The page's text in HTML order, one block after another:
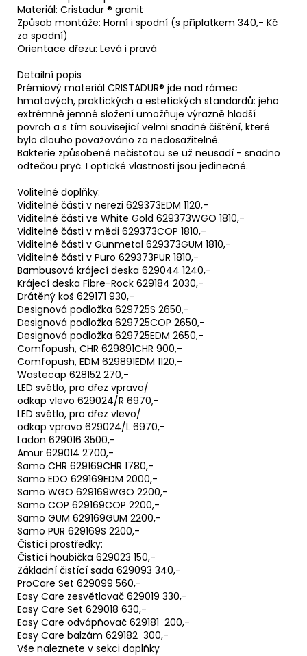
Materiál: Cristadur ® granit
Způsob montáže: Horní i spodní (s příplatkem 340,- Kč
za spodní)
Orientace dřezu: Levá i pravá
Detailní popis
Prémiový materiál CRISTADUR® jde nad rámec
hmatových, praktických a estetických standardů: jeho
extrémně jemné složení umožňuje výrazně hladší
povrch a s tím související velmi snadné čištění, které
bylo dlouho považováno za nedosažitelné.
Bakterie způsobené nečistotou se už neusadí - snadno
odtečou pryč. I optické vlastnosti jsou jedinečné.
Volitelné doplňky:
Viditelné části v nerezi 629373EDM 1120,-
Viditelné části ve White Gold 629373WGO 1810,-
Viditelné části v mědi 629373COP 1810,-
Viditelné části v Gunmetal 629373GUM 1810,-
Viditelné části v Puro 629373PUR 1810,-
Bambusová krájecí deska 629044 1240,-
Krájecí deska Fibre-Rock 629184 2030,-
Drátěný koš 629171 930,-
Designová podložka 629725S 2650,-
Designová podložka 629725COP 2650,-
Designová podložka 629725EDM 2650,-
Comfopush, CHR 629891CHR 900,-
Comfopush, EDM 629891EDM 1120,-
Wastecap 628152 270,-
LED světlo, pro dřez vpravo/
odkap vlevo 629024/R 6970,-
LED světlo, pro dřez vlevo/
odkap vpravo 629024/L 6970,-
Ladon 629016 3500,-
Amur 629014 2700,-
Samo CHR 629169CHR 1780,-
Samo EDO 629169EDM 2000,-
Samo WGO 629169WGO 2200,-
Samo COP 629169COP 2200,-
Samo GUM 629169GUM 2200,-
Samo PUR 629169S 2200,-
Čistící prostředky:
Čistící houbička 629023 150,-
Základní čistící sada 629093 340,-
ProCare Set 629099 560,-
Easy Care zesvětlovač 629019 330,-
Easy Care Set 629018 630,-
Easy Care odvápňovač 629181 200,-
Easy Care balzám 629182 300,-
Vše naleznete v sekci doplňky